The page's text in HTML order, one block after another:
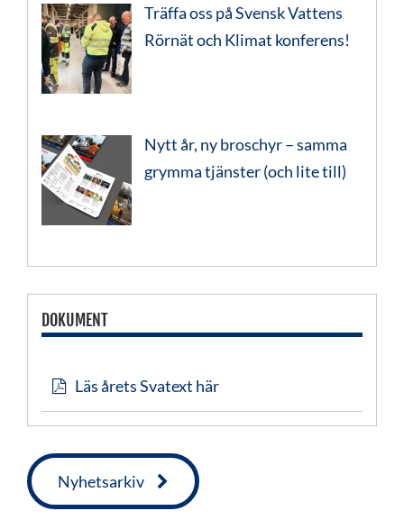
Träffa oss på Svensk Vattens
Rörnät och Klimat konferens!
Nytt år, ny broschyr – samma
grymma tjänster (och lite till)
DOKUMENT
Läs årets Svatext här
Nyhetsarkiv